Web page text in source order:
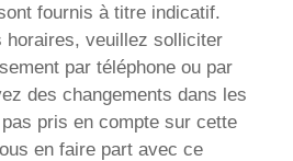
fournis à titre indicatif.
horaires, veuillez solliciter
par téléphone ou par
des changements dans les
pris en compte sur cette
en faire part avec ce